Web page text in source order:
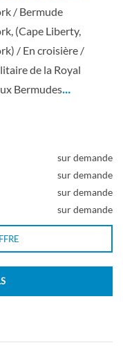
/ Bermude
(Cape Liberty,
/ En croisière /
de la Royal
Bermudes…
sur demande
sur demande
sur demande
sur demande